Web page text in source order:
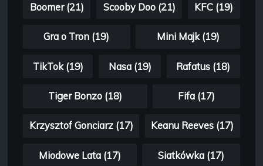
Boomer (21) Scooby Doo (21) KFC (19)
Gra o Tron (19) Mini Majk (19)
TikTok (19) Nasa (19) Rafatus (18)
Tiger Bonzo (18) Fifa (17)
Krzysztof Gonciarz (17) Keanu Reeves (17)
Miodowe Lata (17) Siatkówka (17)